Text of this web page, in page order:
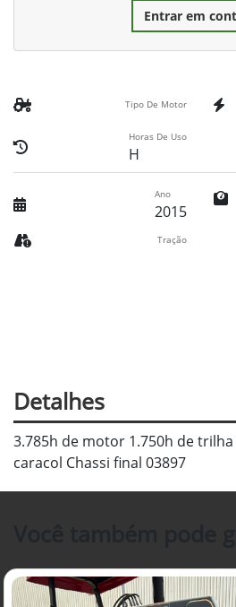
Entrar em
Tipo De Motor
Horas De Uso
H
Ano
2015
Tração
Detalhes
3.785h de motor 1.750h de
caracol Chassi final 03897